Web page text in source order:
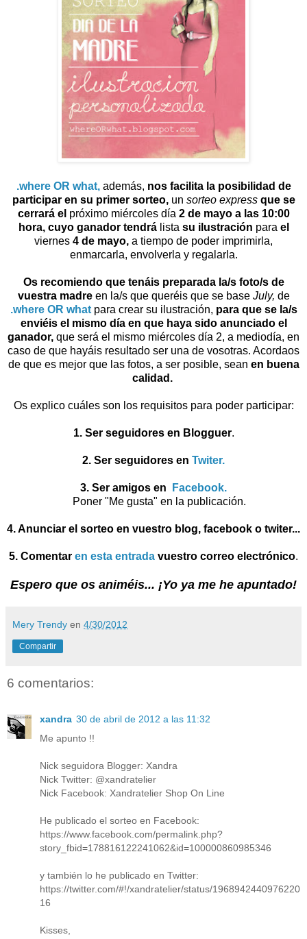
.where OR what, además, nos facilita la posibilidad de
participar en su primer sorteo,un sorteo express que se
cerrará el próximo miércoles día 2 de mayo a las 10:00
hora, cuyo ganador tendrá lista su ilustración para el
viernes 4 de mayo, a tiempo de poder imprimirla,
enmarcarla, envolverla y regalarla.
Os recomiendo que tenáis preparada la/s foto/s de
vuestra madre en la/s que queréis que se base July, de
.where OR whatpara crear su ilustración, para que se la/s
enviéis el mismo día en que haya sido anunciado el
ganador, que será el mismo miércoles día 2, a mediodía, en
caso de que hayáis resultado ser una de vosotras. Acordaos
de que es mejor que las fotos, a ser posible, sean en buena
calidad.
Os explico cuáles son los requisitos para poder participar:
1. Ser seguidores en Blogguer.
2. Ser seguidores en Twiter.
3. Ser amigos en
Facebook.
Poner "Me gusta" en la publicación.
4. Anunciar el sorteo en vuestro blog, facebook o twiter...
5. Comentar en esta entrada vuestro correo electrónico.
Espero que os animéis... ¡Yo ya me he apuntado!
Mery Trendy en 4/30/2012
Compartir
6 comentarios:
xandra 30 de abril de 2012 a las 11:32
Me apunto !!
Nick seguidora Blogger: Xandra
Nick Twitter: @xandratelier
Nick Facebook: Xandratelier Shop On Line
He publicado el sorteo en Facebook:
https://www.facebook.com/permalink.php?
story_fbid=178816122241062&id=100000860985346
y también lo he publicado en Twitter:
https://twitter.com/#!/xandratelier/status/1968942440976220
16
Kisses,